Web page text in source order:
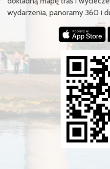
wydarzenia, panoramy 360 i